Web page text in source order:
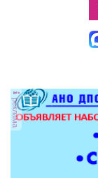
реклама